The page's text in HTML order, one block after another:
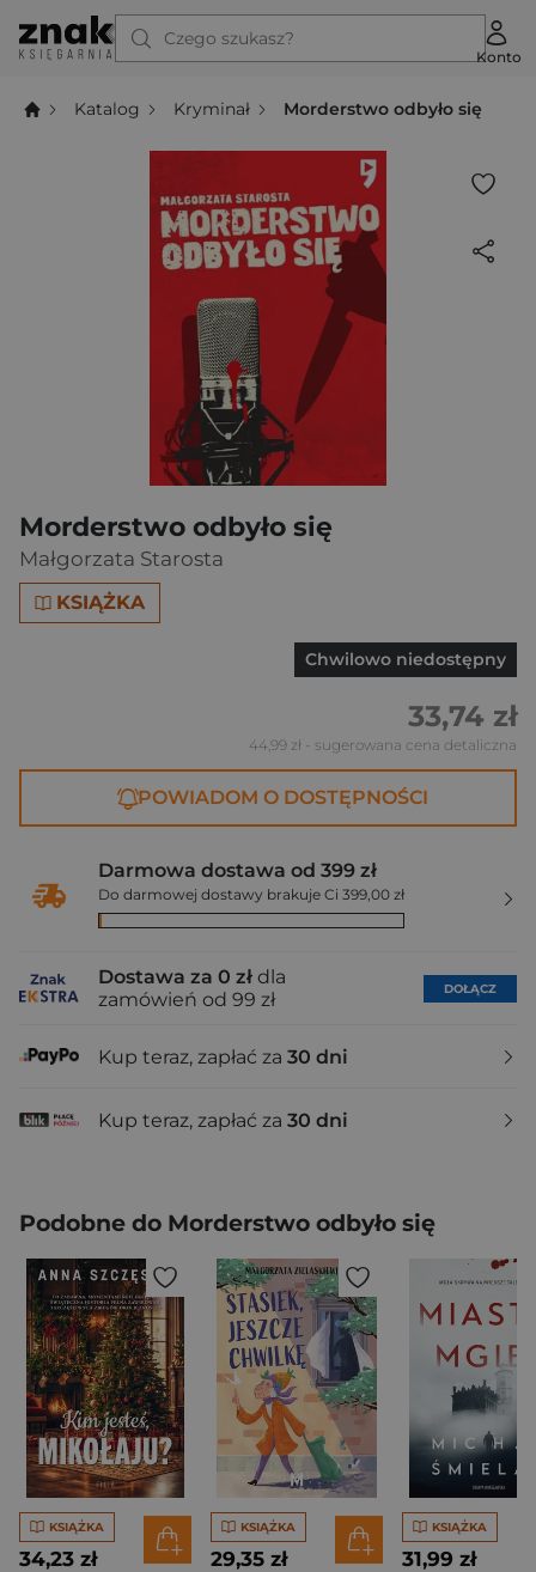
Czego szukasz?
Konto
Katalog Kryminał Morderstwo odbyło się
Morderstwo odbyło się
Małgorzata Starosta
KSIĄŻKA
Chwilowo niedostępny
33,74 zł
44,99 zł - sugerowana cena detaliczna
POWIADOM O DOSTĘPNOŚCI
Darmowa dostawa od 399 zł
Do darmowej dostawy brakuje Ci 399,00 zł
Dostawa za 0 zł dla
zamówień od 99 zł
DOŁĄCZ
Kup teraz, zapłać za 30 dni
Kup teraz, zapłać za 30 dni
Podobne do Morderstwo odbyło się
KSIĄŻKA
34,23 zł
KSIĄŻKA
29,35 zł
KSIĄŻKA
31,99 zł